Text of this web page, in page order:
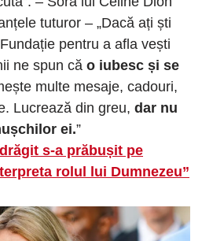
tuturor – „Dacă ați ști
pentru a afla vești
ne spun că o iubesc și se
multe mesaje, cadouri,
Lucrează din greu, dar nu
ei.”
s-a prăbușit pe
rolul lui Dumnezeu”